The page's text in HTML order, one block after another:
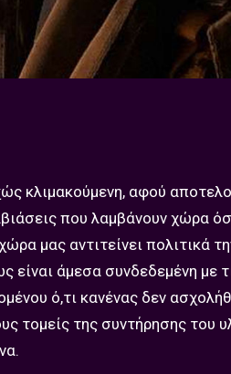
κλιμακούμενη, αφού
που λαμβάνουν χώρα
μας αντιτείνει πολιτικά
είναι άμεσα συνδεδεμένη με
ό,τι κανένας δεν
τομείς της συντήρησης του